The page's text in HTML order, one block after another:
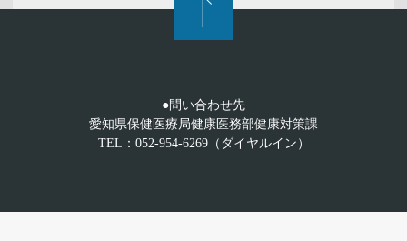
●問い合わせ先
愛知県保健医療局健康医務部健康対策課
TEL：052-954-6269（ダイヤルイン）